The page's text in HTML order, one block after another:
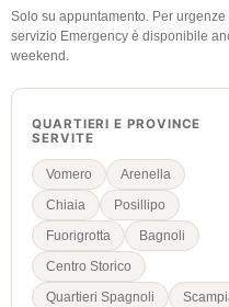
Solo su appuntamento. Per urgenze
servizio Emergency è disponibile
weekend.
QUARTIERI E PROVINCE
SERVITE
Vomero
Arenella
Chiaia
Posillipo
Fuorigrotta
Bagnoli
Centro Storico
Quartieri Spagnoli